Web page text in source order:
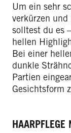
Um ein sehr
verkürzen
solltest du es
hellen
Bei einer
dunkle
Partien
Gesichtsform
HAARPFLEGE